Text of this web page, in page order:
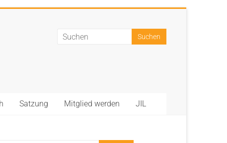
Satzung Mitglied werden JIL